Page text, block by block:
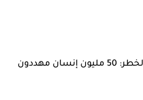
وزير الصحة يدق ناقوس الخطر: 50 مليون إنسان مهددون